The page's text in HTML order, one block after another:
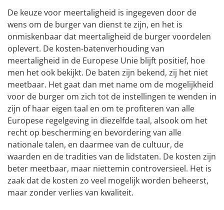
De keuze voor meertaligheid is ingegeven door de
wens om de burger van dienst te zijn, en het is
onmiskenbaar dat meertaligheid de burger voordelen
oplevert. De kosten-batenverhouding van
meertaligheid in de Europese Unie blijft positief, hoe
men het ook bekijkt. De baten zijn bekend, zij het niet
meetbaar. Het gaat dan met name om de mogelijkheid
voor de burger om zich tot de instellingen te wenden in
zijn of haar eigen taal en om te profiteren van alle
Europese regelgeving in diezelfde taal, alsook om het
recht op bescherming en bevordering van alle
nationale talen, en daarmee van de cultuur, de
waarden en de tradities van de lidstaten. De kosten zijn
beter meetbaar, maar niettemin controversieel. Het is
zaak dat de kosten zo veel mogelijk worden beheerst,
maar zonder verlies van kwaliteit.